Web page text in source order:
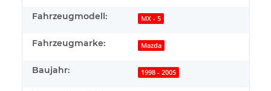
Fahrzeugmodell: MX - 5
Fahrzeugmarke: Mazda
Baujahr: 1998 - 2005